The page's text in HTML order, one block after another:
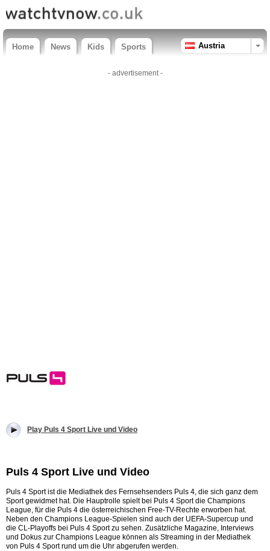
Home News Kids Sports Austria
- advertisement -
Play Puls 4 Sport Live und Video
Puls 4 Sport Live und Video
Puls 4 Sport ist die Mediathek des Fernsehsenders Puls 4, die sich ganz dem
Sport gewidmet hat. Die Hauptrolle spielt bei Puls 4 Sport die Champions
League, für die Puls 4 die österreichischen Free-TV-Rechte erworben hat.
Neben den Champions League-Spielen sind auch der UEFA-Supercup und
die CL-Playoffs bei Puls 4 Sport zu sehen. Zusätzliche Magazine, Interviews
und Dokus zur Champions League können als Streaming in der Mediathek
von Puls 4 Sport rund um die Uhr abgerufen werden.